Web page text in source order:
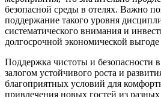
безопасной среды в отелях. Важно
поддержание такого уровня
систематического внимания и
долгосрочной экономической
Поддержка чистоты и безопасности
залогом устойчивого роста и
благоприятных условий для
привлечения новых гостей из